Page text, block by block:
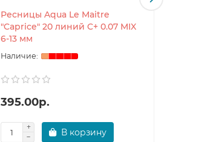
Ресницы Aqua Le Maitre
"Caprice" 20 линий C+ 0.07 MIX
6-13 мм
395.00р.
В корзину